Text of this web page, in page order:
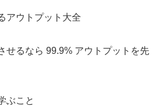
アウトプット大全
せるなら 99.9% アウトプットを先
ぶこと